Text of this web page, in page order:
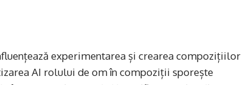
experimentarea și crearea compozițiilor
AI rolului de om în compoziții sporește